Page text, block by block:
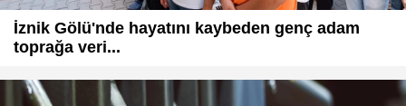
İznik Gölü'nde hayatını kaybeden genç adam
toprağa veri...